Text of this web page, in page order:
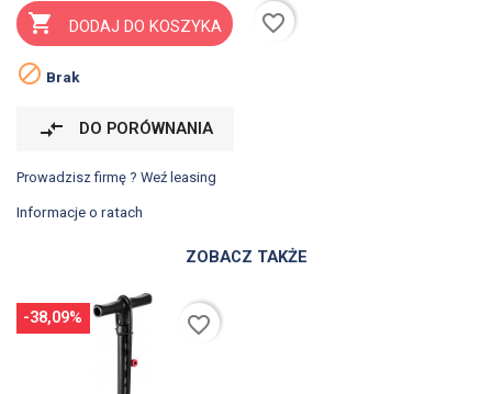
 DODAJ DO KOSZYKA
favorite_border
 Brak
compare_arrows DO PORÓWNANIA
Prowadzisz firmę ? Weź leasing
Informacje o ratach
ZOBACZ TAKŻE
-38,09% favorite_border